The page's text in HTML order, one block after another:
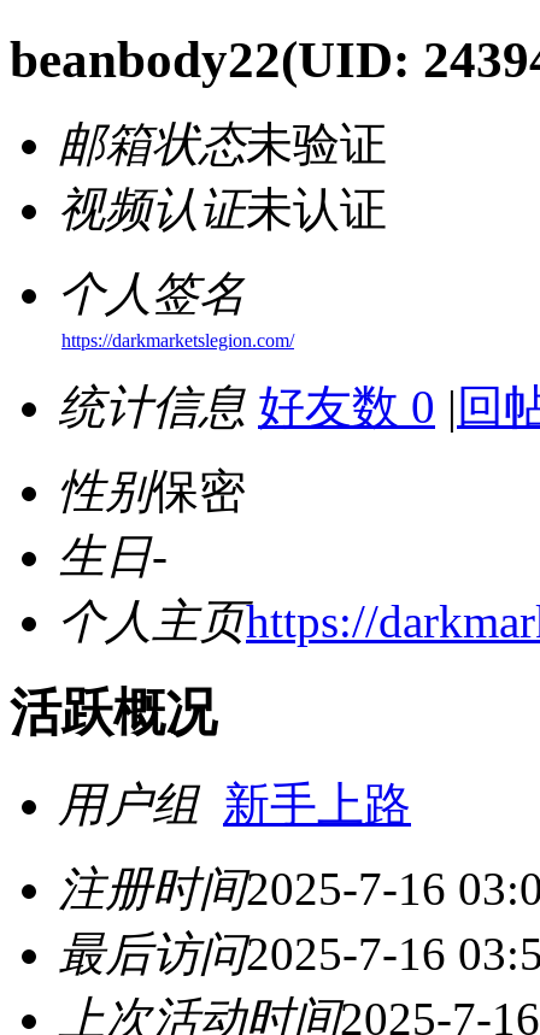
beanbody22(UID:
邮箱状态未验证
视频认证未认证
个人签名
https://darkmarketslegion.com/
统计信息 好友数 0 | 回
性别保密
生日-
个人主页https://
活跃概况
用户组 新手上路
注册时间2025-7-16
最后访问2025-7-16
上次活动时间2025-7-